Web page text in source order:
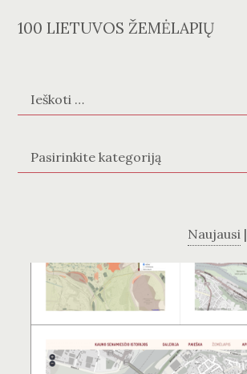
100 LIETUVOS ŽEMĖLAPIŲ
Ieškoti:
Žemėlapių kategorijos
Naujausi|